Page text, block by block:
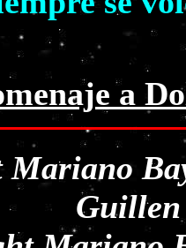
a
Guillen